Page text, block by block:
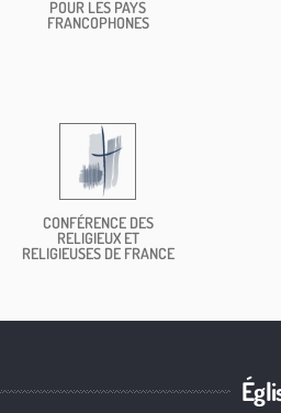
POUR LES PAYS
FRANCOPHONES
CONFÉRENCE DES
RELIGIEUX ET
RELIGIEUSES DE FRANCE